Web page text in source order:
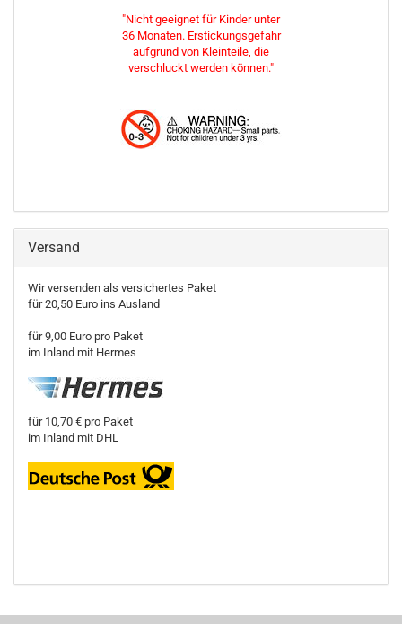
"Nicht geeignet für Kinder unter
36 Monaten. Erstickungsgefahr
aufgrund von Kleinteile, die
verschluckt werden können."
Versand
Wir versenden als versichertes Paket
für 20,50 Euro ins Ausland
für 9,00 Euro pro Paket
im Inland mit Hermes
für 10,70 € pro Paket
im Inland mit DHL